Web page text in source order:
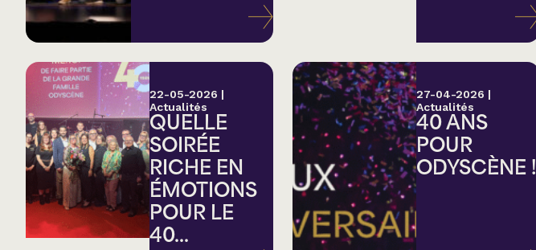
Hommage
Théâtre
Saison estivale
Apéro et perfo
22-05-2026 |
Actualités
QUELLE
SOIRÉE
RICHE EN
ÉMOTIONS
POUR LE
40...
27-04-2026 |
Actualités
40 ANS
POUR
ODYSCÈNE !